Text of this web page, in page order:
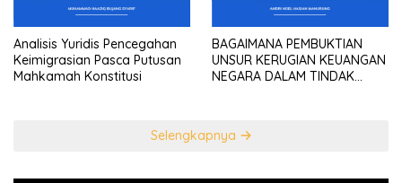
Analisis Yuridis Pencegahan
Keimigrasian Pasca Putusan
Mahkamah Konstitusi
BAGAIMANA PEMBUKTIAN
UNSUR KERUGIAN KEUANGAN
NEGARA DALAM TINDAK
Selengkapnya